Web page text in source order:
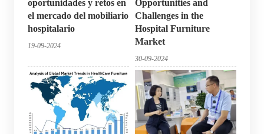
oportunidades y retos en
el mercado del mobiliario
hospitalario
19-09-2024
Opportunities and
Challenges in the
Hospital Furniture
Market
30-09-2024